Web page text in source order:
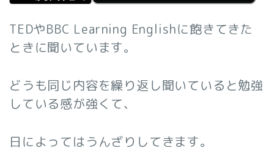
TEDやBBC Learning Englishに飽きてきた
ときに聞いています。
どうも同じ内容を繰り返し聞いていると勉強
している感が強くて、
日によってはうんざりしてきます。